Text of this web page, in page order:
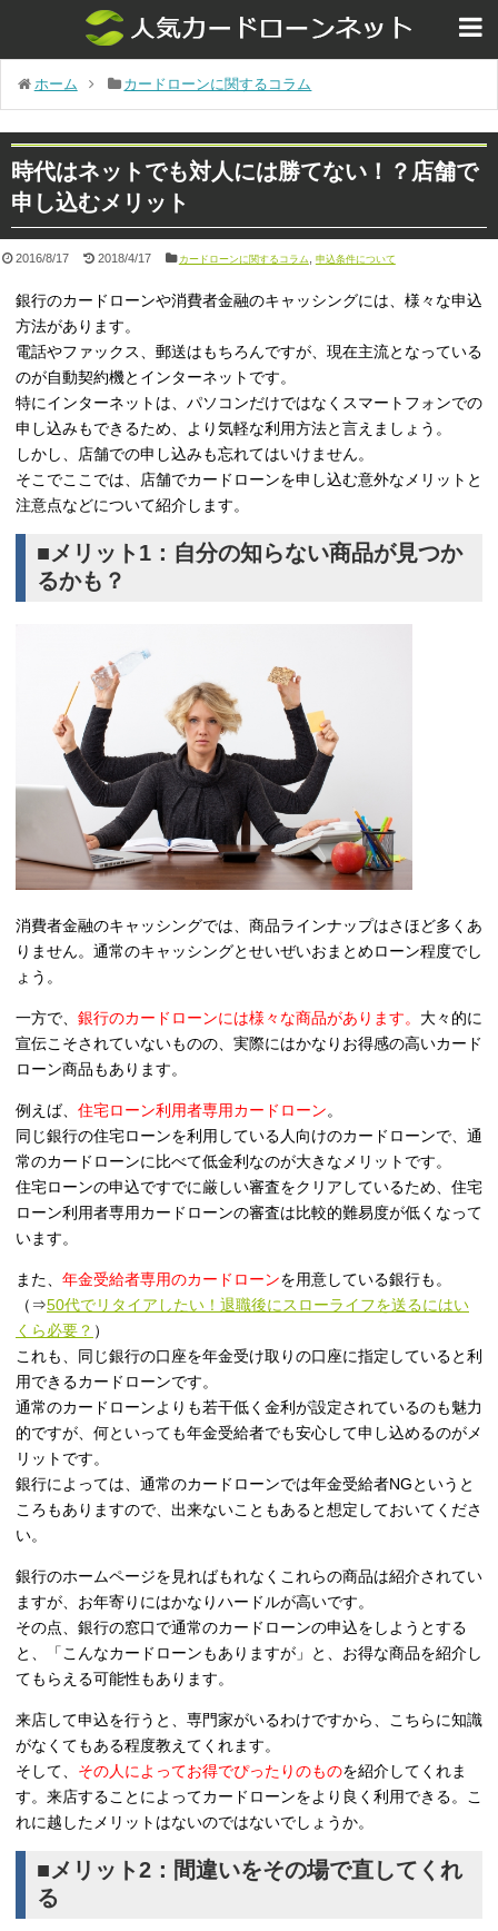
ホーム カードローンに関するコラム
時代はネットでも対人には勝てない！？店舗で
申し込むメリット
2016/8/17 2018/4/17 カードローンに関するコラム 申込条件について
銀行のカードローンや消費者金融のキャッシングには、様々な申込
方法があります。
電話やファックス、郵送はもちろんですが、現在主流となっている
のが自動契約機とインターネットです。
特にインターネットは、パソコンだけではなくスマートフォンでの
申し込みもできるため、より気軽な利用方法と言えましょう。
しかし、店舗での申し込みも忘れてはいけません。
そこでここでは、店舗でカードローンを申し込む意外なメリットと
注意点などについて紹介します。
■メリット1：自分の知らない商品が見つか
るかも？
消費者金融のキャッシングでは、商品ラインナップはさほど多くあ
りません。通常のキャッシングとせいぜいおまとめローン程度でし
ょう。
一方で、 銀行のカードローンには様々な商品があります。 大々的に
宣伝こそされていないものの、実際にはかなりお得感の高いカード
ローン商品もあります。
例えば、 住宅ローン利用者専用カードローン。
同じ銀行の住宅ローンを利用している人向けのカードローンで、通
常のカードローンに比べて低金利なのが大きなメリットです。
住宅ローンの申込ですでに厳しい審査をクリアしているため、住宅
ローン利用者専用カードローンの審査は比較的難易度が低くなって
います。
また、 年金受給者専用のカードローンを用意している銀行も。
（⇒50代でリタイアしたい！退職後にスローライフを送るにはい
くら必要？ ）
これも、同じ銀行の口座を年金受け取りの口座に指定していると利
用できるカードローンです。
通常のカードローンよりも若干低く金利が設定されているのも魅力
的ですが、何といっても年金受給者でも安心して申し込めるのがメ
リットです。
銀行によっては、通常のカードローンでは年金受給者NGというと
ころもありますので、出来ないこともあると想定しておいてくださ
い。
銀行のホームページを見ればもれなくこれらの商品は紹介されてい
ますが、お年寄りにはかなりハードルが高いです。
その点、銀行の窓口で通常のカードローンの申込をしようとする
と、「こんなカードローンもありますが」と、お得な商品を紹介し
てもらえる可能性もあります。
来店して申込を行うと、専門家がいるわけですから、こちらに知識
がなくてもある程度教えてくれます。
そして、 その人によってお得でぴったりのものを紹介してくれま
す。来店することによってカードローンをより良く利用できる。こ
れに越したメリットはないのではないでしょうか。
■メリット2：間違いをその場で直してくれ
る